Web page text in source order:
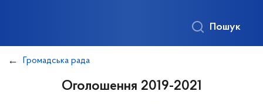
Пошук
Громадська рада
Оголошення 2019-2021